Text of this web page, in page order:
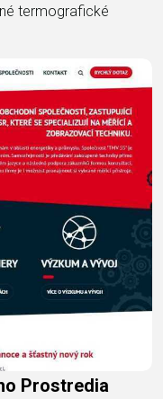
termografické
Prostredia